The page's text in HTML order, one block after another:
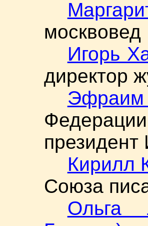
москвовед
Игорь
директор
Эфраим
Кирилл
Союза
Ольга